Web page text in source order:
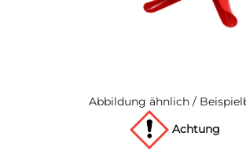
Abbildung ähnlich /
Achtung